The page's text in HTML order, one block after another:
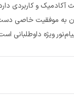
و کاربردی
به موفقیت خاصی